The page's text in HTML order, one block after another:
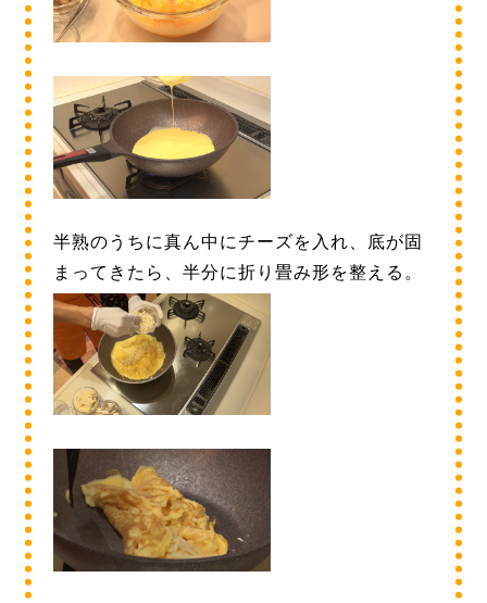
半熟のうちに真ん中にチーズを入れ、底が固
まってきたら、半分に折り畳み形を整える。